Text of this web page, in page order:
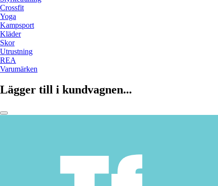
Crossfit
Yoga
Kampsport
Kläder
Skor
Utrustning
REA
Varumärken
Lägger till i kundvagnen...